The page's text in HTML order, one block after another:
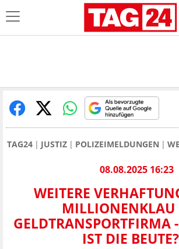
TAG24 JUSTIZ POLIZEIMELDUNGEN
08.08.2025 16:23
WEITERE
MILLIONENKLAU
GELDTRANSPORTFIRMA
IST DIE BEUTE?